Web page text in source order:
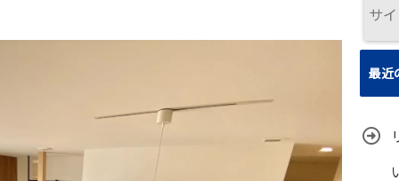
最近